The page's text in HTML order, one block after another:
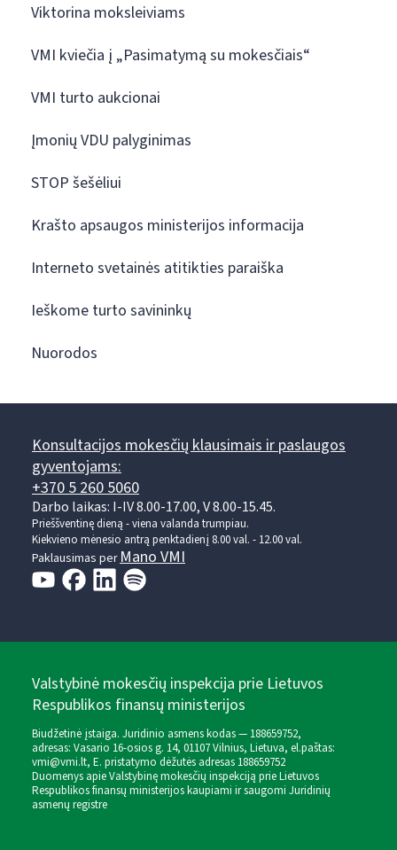
Viktorina moksleiviams
VMI kviečia į „Pasimatymą su mokesčiais“
VMI turto aukcionai
Įmonių VDU palyginimas
STOP šešėliui
Krašto apsaugos ministerijos informacija
Interneto svetainės atitikties paraiška
Ieškome turto savininkų
Nuorodos
Konsultacijos mokesčių klausimais ir paslaugos
gyventojams:
+370 5 260 5060
Darbo laikas: I-IV 8.00-17.00, V 8.00-15.45.
Prieššventinę dieną - viena valanda trumpiau.
Kiekvieno mėnesio antrą penktadienį 8.00 val. - 12.00 val.
Paklausimas per Mano VMI
Valstybinė mokesčių inspekcija prie Lietuvos
Respublikos finansų ministerijos
Biudžetinė įstaiga. Juridinio asmens kodas — 188659752,
adresas: Vasario 16-osios g. 14, 01107 Vilnius, Lietuva, el.paštas:
vmi@vmi.lt, E. pristatymo dėžutės adresas 188659752
Duomenys apie Valstybinę mokesčių inspekciją prie Lietuvos
Respublikos finansų ministerijos kaupiami ir saugomi Juridinių
asmenų registre